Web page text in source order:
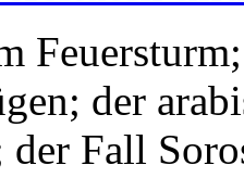
der
der Fall